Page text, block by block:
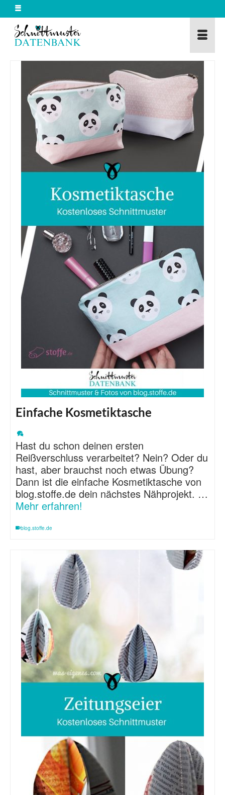
Einfache Kosmetiktasche
Hast du schon deinen ersten
Reißverschluss verarbeitet? Nein? Oder du
hast, aber brauchst noch etwas Übung?
Dann ist die einfache Kosmetiktasche von
blog.stoffe.de dein nächstes Nähprojekt. …
Mehr erfahren!
blog.stoffe.de